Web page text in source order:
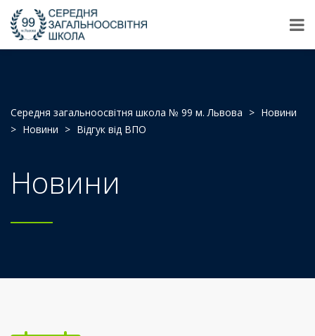
Середня загальноосвітня школа № 99 м. Львова > Новини
> Новини > Відгук від ВПО
Новини